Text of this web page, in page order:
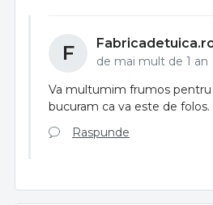
F
de mai mult de 1 an
Va multumim frumos pentru
bucuram ca va este de
Raspunde